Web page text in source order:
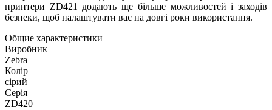
принтери ZD421 додають ще більше можливостей і заходів
безпеки, щоб налаштувати вас на довгі роки використання.
Общие характеристики
Виробник
Zebra
Колір
сірий
Серія
ZD420